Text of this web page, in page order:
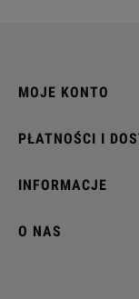
MOJE KONTO
PŁATNOŚCI I
INFORMACJE
O NAS